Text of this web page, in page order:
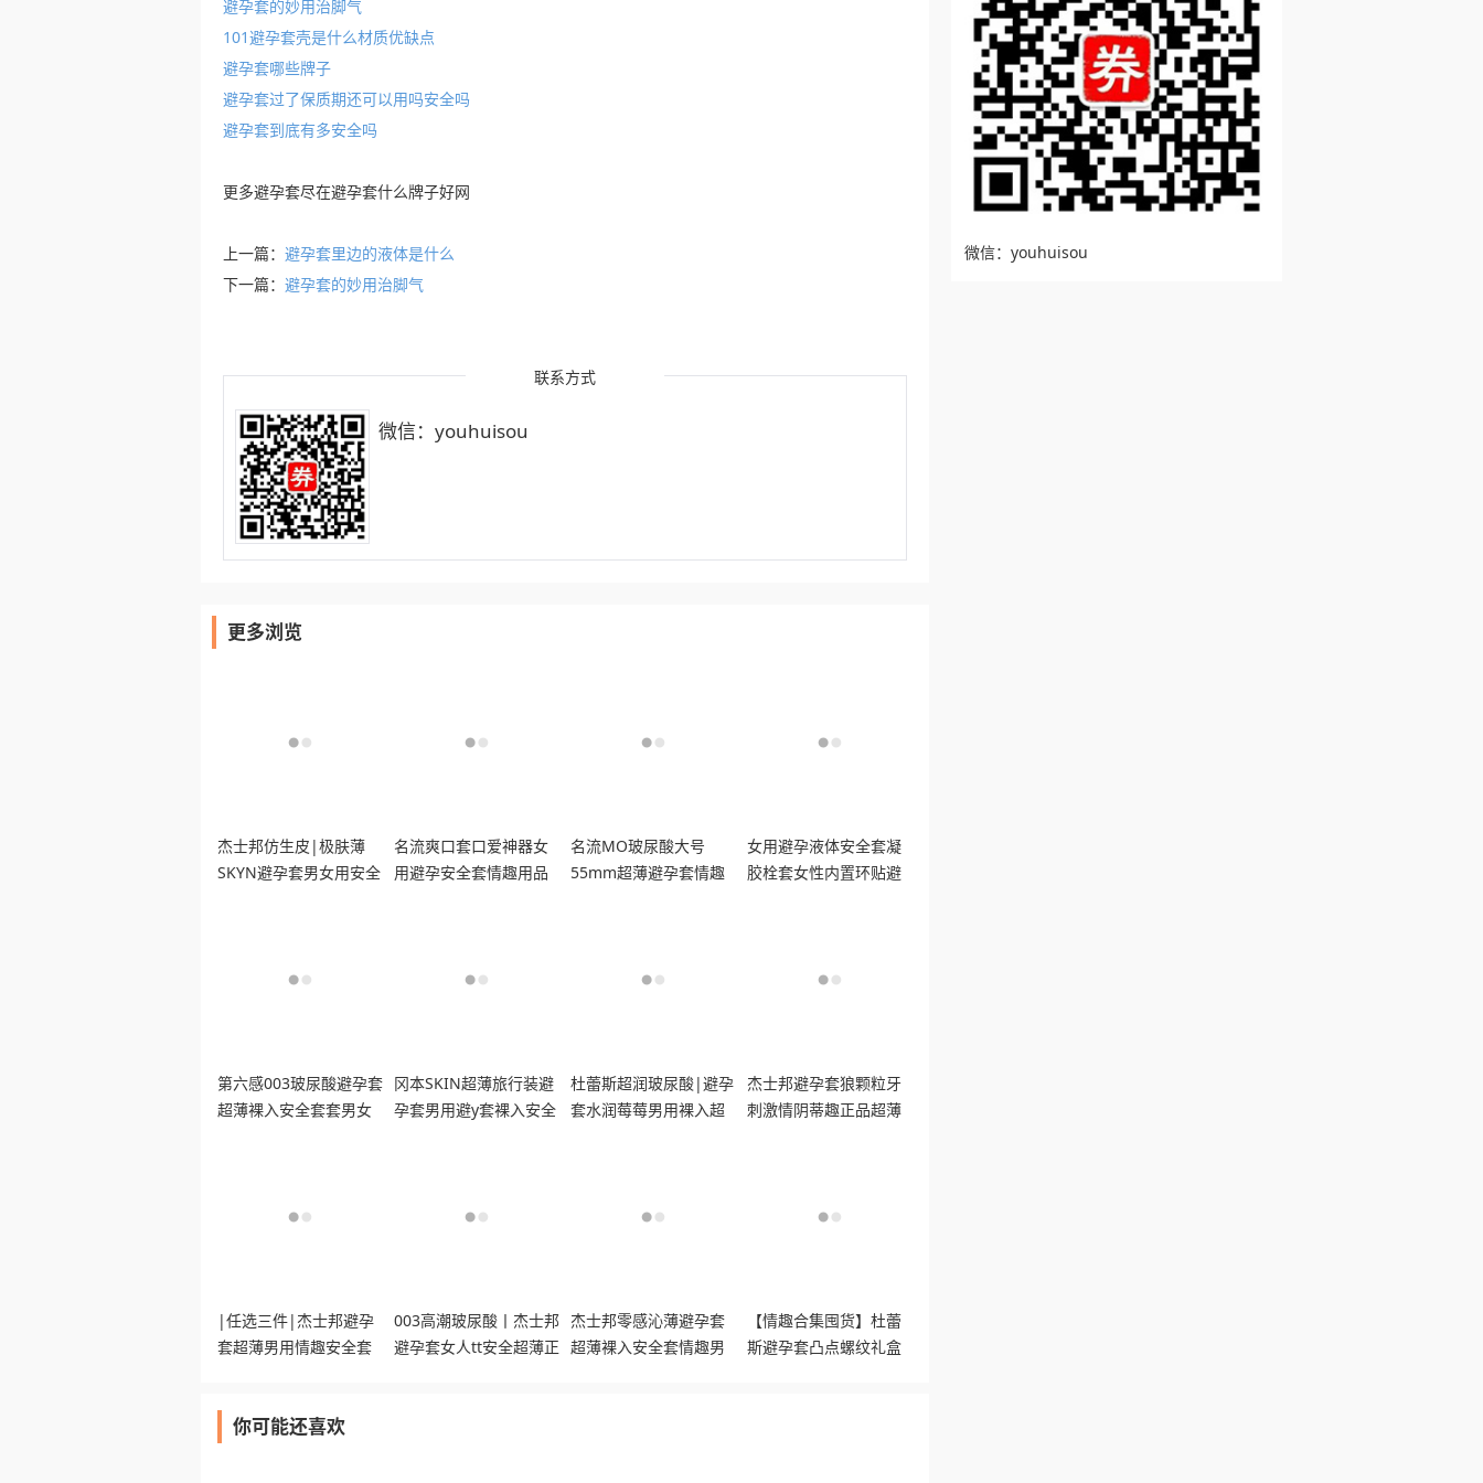
避孕套的妙用治脚气
101避孕套壳是什么材质优缺点
避孕套哪些牌子
避孕套过了保质期还可以用吗安全吗
避孕套到底有多安全吗
更多避孕套尽在避孕套什么牌子好网
上一篇： 避孕套里边的液体是什么
下一篇： 避孕套的妙用治脚气
联系方式
微信：youhuisou
更多浏览
杰士邦仿生皮|极肤薄
SKYN避孕套男女用安全
名流爽口套口爱神器女
用避孕安全套情趣用品
名流MO玻尿酸大号
55mm超薄避孕套情趣
女用避孕液体安全套凝
胶栓套女性内置环贴避
第六感003玻尿酸避孕套
超薄裸入安全套套男女
冈本SKIN超薄旅行装避
孕套男用避y套裸入安全
杜蕾斯超润玻尿酸|避孕
套水润莓莓男用裸入超
杰士邦避孕套狼颗粒牙
刺激情阴蒂趣正品超薄
|任选三件|杰士邦避孕
套超薄男用情趣安全套
003高潮玻尿酸丨杰士邦
避孕套女人tt安全超薄正
杰士邦零感沁薄避孕套
超薄裸入安全套情趣男
【情趣合集囤货】杜蕾
斯避孕套凸点螺纹礼盒
你可能还喜欢
微信：youhuisou